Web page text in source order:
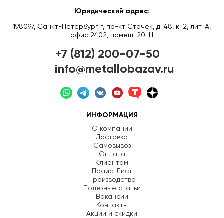
Юридический адрес:
198097, Санкт-Петербург г, пр-кт Стачек, д. 48, к. 2, лит. А,
офис 2402, помещ. 20-Н
+7 (812) 200-07-50
info@metallobazav.ru
ИНФОРМАЦИЯ
О компании
Доставка
Самовывоз
Оплата
Клиентам
Прайс-Лист
Производство
Полезные статьи
Вакансии
Контакты
Акции и скидки